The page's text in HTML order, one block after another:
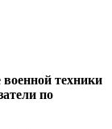
техники
по